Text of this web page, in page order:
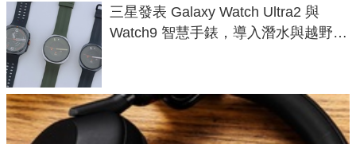
三星發表 Galaxy Watch Ultra2 與
Watch9 智慧手錶，導入潛水與越野跑